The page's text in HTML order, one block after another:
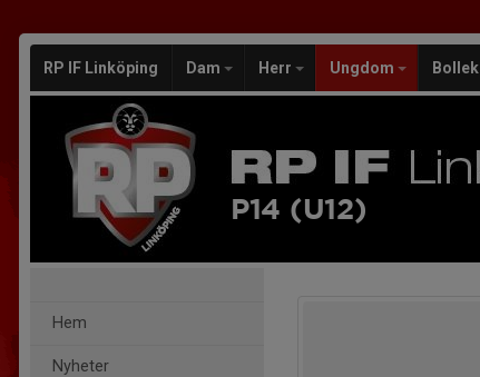
RP IF Linköping Dam Herr Ungdom Bollek
P14 (U12)
Hem
Nyheter